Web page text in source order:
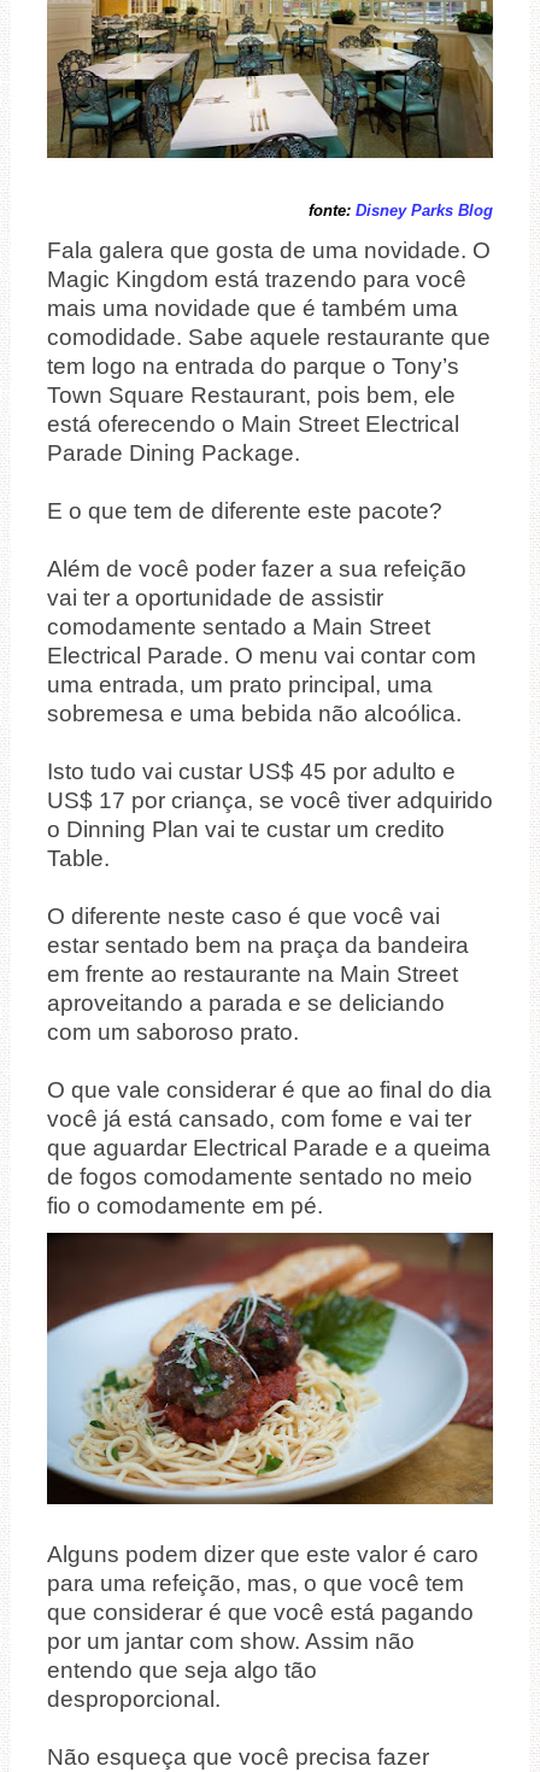
fonte:Disney Parks Blog
Fala galera que gosta de uma novidade. O
Magic Kingdom está trazendo para você
mais uma novidade que é também uma
comodidade. Sabe aquele restaurante que
tem logo na entrada do parque o Tony’s
Town Square Restaurant, pois bem, ele
está oferecendo o Main Street Electrical
Parade Dining Package.
E o que tem de diferente este pacote?
Além de você poder fazer a sua refeição
vai ter a oportunidade de assistir
comodamente sentado a Main Street
Electrical Parade. O menu vai contar com
uma entrada, um prato principal, uma
sobremesa e uma bebida não alcoólica.
Isto tudo vai custar US$ 45 por adulto e
US$ 17 por criança, se você tiver adquirido
o Dinning Plan vai te custar um credito
Table.
O diferente neste caso é que você vai
estar sentado bem na praça da bandeira
em frente ao restaurante na Main Street
aproveitando a parada e se deliciando
com um saboroso prato.
O que vale considerar é que ao final do dia
você já está cansado, com fome e vai ter
que aguardar Electrical Parade e a queima
de fogos comodamente sentado no meio
fio o comodamente em pé.
Alguns podem dizer que este valor é caro
para uma refeição, mas, o que você tem
que considerar é que você está pagando
por um jantar com show. Assim não
entendo que seja algo tão
desproporcional.
Não esqueça que você precisa fazer